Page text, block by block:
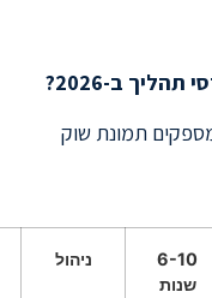
ב-2026?
תמונת שוק
6-10
שנות
ניהול